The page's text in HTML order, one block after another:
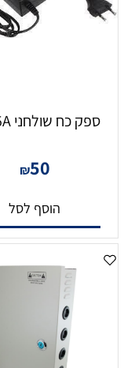
ספק כח שולחני 12V 5A
₪50
הוסף לסל